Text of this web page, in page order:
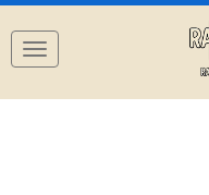
Navigation